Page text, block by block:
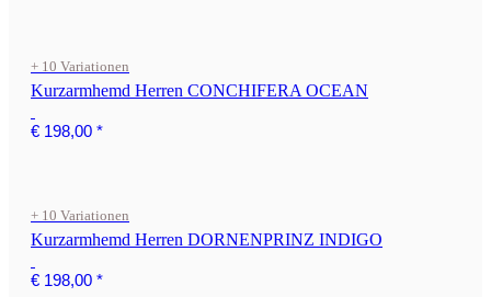
+ 10 Variationen
Kurzarmhemd Herren CONCHIFERA OCEAN
€ 198,00 *
+ 10 Variationen
Kurzarmhemd Herren DORNENPRINZ INDIGO
€ 198,00 *